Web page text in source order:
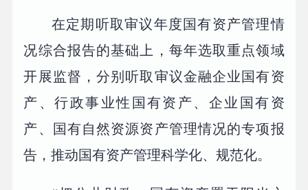
在定期听取审议年度国有资产管理情
况综合报告的基础上，每年选取重点领域
开展监督，分别听取审议金融企业国有资
产、行政事业性国有资产、企业国有资
产、国有自然资源资产管理情况的专项报
告，推动国有资产管理科学化、规范化。